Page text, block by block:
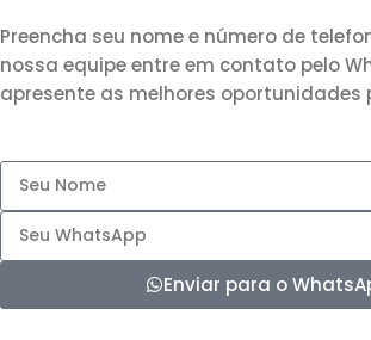
Preencha seu nome e número de
nossa equipe entre em contato pelo
apresente as melhores oportunidades
Enviar para o